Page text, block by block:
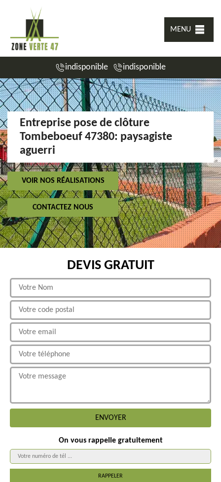
MENU
indisponible indisponible
Entreprise pose de clôture
Tombeboeuf 47380: paysagiste
aguerri
VOIR NOS RÉALISATIONS
CONTACTEZ NOUS
DEVIS GRATUIT
On vous rappelle gratuitement